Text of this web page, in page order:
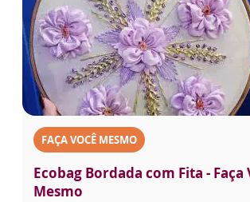
FAÇA VOCÊ MESMO
Ecobag Bordada com Fita - Faça
Mesmo